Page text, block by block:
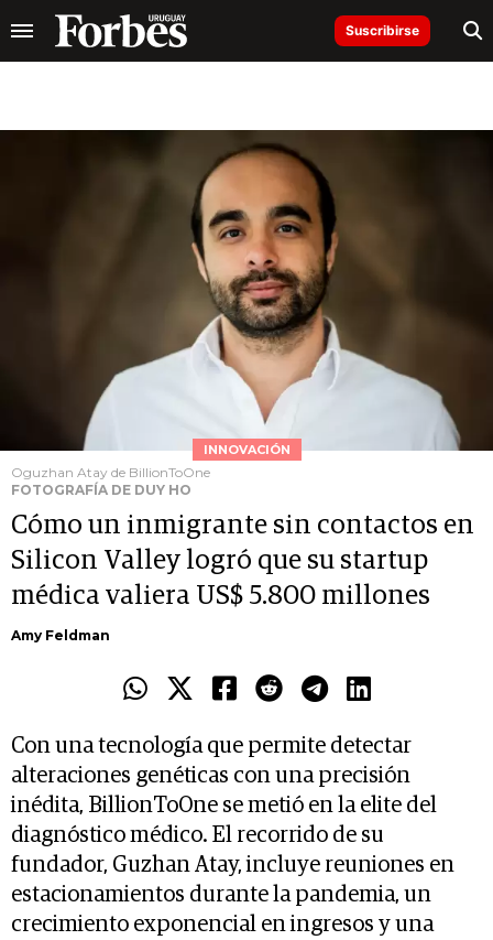
Suscribirse
INNOVACIÓN
Oguzhan Atay de BillionToOne
FOTOGRAFÍA DE DUY HO
Cómo un inmigrante sin contactos en
Silicon Valley logró que su startup
médica valiera US$ 5.800 millones
Amy Feldman
Con una tecnología que permite detectar
alteraciones genéticas con una precisión
inédita, BillionToOne se metió en la elite del
diagnóstico médico. El recorrido de su
fundador, Guzhan Atay, incluye reuniones en
estacionamientos durante la pandemia, un
crecimiento exponencial en ingresos y una